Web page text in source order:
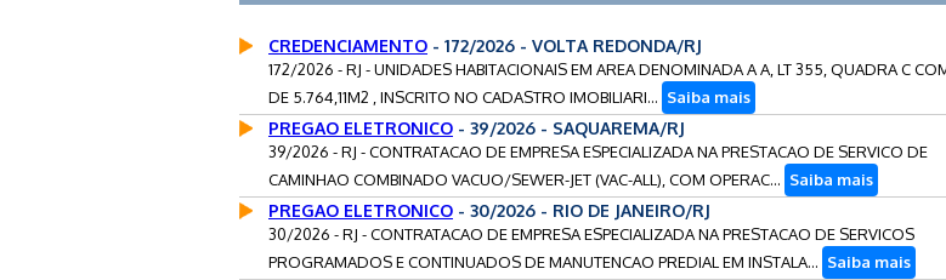
CREDENCIAMENTO - 172/2026 - VOLTA REDONDA/RJ
172/2026 - RJ - UNIDADES HABITACIONAIS EM AREA DENOMINADA A A, LT 355, QUADRA C
DE 5.764,11M2 , INSCRITO NO CADASTRO IMOBILIARI... Saiba mais
PREGAO ELETRONICO - 39/2026 - SAQUAREMA/RJ
39/2026 - RJ - CONTRATACAO DE EMPRESA ESPECIALIZADA NA PRESTACAO DE SERVICO DE
CAMINHAO COMBINADO VACUO/SEWER-JET (VAC-ALL), COM OPERAC... Saiba mais
PREGAO ELETRONICO - 30/2026 - RIO DE JANEIRO/RJ
30/2026 - RJ - CONTRATACAO DE EMPRESA ESPECIALIZADA NA PRESTACAO DE SERVICOS
PROGRAMADOS E CONTINUADOS DE MANUTENCAO PREDIAL EM INSTALA... Saiba mais